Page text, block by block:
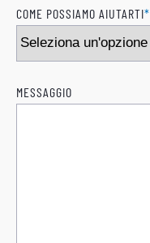
COME POSSIAMO AIUTARTI*
MESSAGGIO